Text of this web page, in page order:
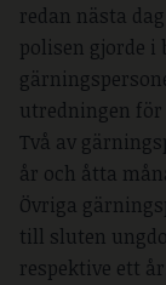
redan nästa
polisen gjorde
utredningen för
Två av
år och åtta
Övriga
till sluten
respektive ett